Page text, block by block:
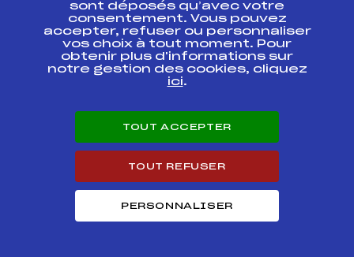
AIFT0262.FFS CHALLENGE ETP FFS
AIFT0261.FFS CHALLENGE ETP FFS
AIFM0582.FFS
COURSE DU STADE FRANCAIS
sont déposés qu’avec votre
consentement. Vous pouvez
accepter, refuser ou personnaliser
vos choix à tout moment. Pour
obtenir plus d'informations sur
notre gestion des cookies, cliquez
ici.
TOUT ACCEPTER
TOUT REFUSER
PERSONNALISER